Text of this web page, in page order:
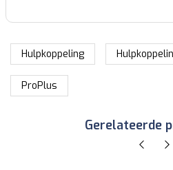
Hulpkoppeling
ProPlus
Gerelateerde